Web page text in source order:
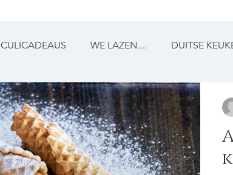
CULICADEAUS WE LAZEN.... DUITSE